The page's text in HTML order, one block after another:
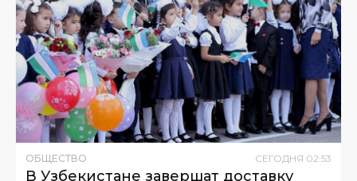
ОБЩЕСТВО СЕГОДНЯ 02:53
В Узбекистане завершат доставку